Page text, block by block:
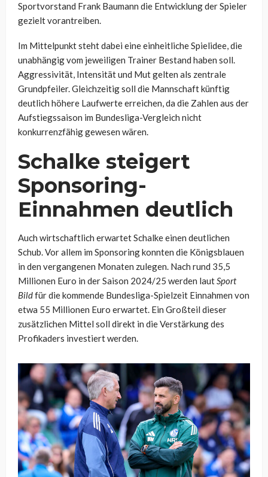
Sportvorstand Frank Baumann die Entwicklung der Spieler
gezielt vorantreiben.
Im Mittelpunkt steht dabei eine einheitliche Spielidee, die
unabhängig vom jeweiligen Trainer Bestand haben soll.
Aggressivität, Intensität und Mut gelten als zentrale
Grundpfeiler. Gleichzeitig soll die Mannschaft künftig
deutlich höhere Laufwerte erreichen, da die Zahlen aus der
Aufstiegssaison im Bundesliga-Vergleich nicht
konkurrenzfähig gewesen wären.
Schalke steigert
Sponsoring-
Einnahmen deutlich
Auch wirtschaftlich erwartet Schalke einen deutlichen
Schub. Vor allem im Sponsoring konnten die Königsblauen
in den vergangenen Monaten zulegen. Nach rund 35,5
Millionen Euro in der Saison 2024/25 werden lautSport
Bildfür die kommende Bundesliga-Spielzeit Einnahmen von
etwa 55 Millionen Euro erwartet. Ein Großteil dieser
zusätzlichen Mittel soll direkt in die Verstärkung des
Profikaders investiert werden.